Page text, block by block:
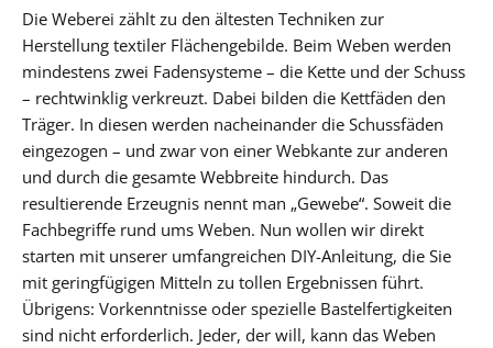
Die Weberei zählt zu den ältesten Techniken zur
Herstellung textiler Flächengebilde. Beim Weben werden
mindestens zwei Fadensysteme – die Kette und der Schuss
– rechtwinklig verkreuzt. Dabei bilden die Kettfäden den
Träger. In diesen werden nacheinander die Schussfäden
eingezogen – und zwar von einer Webkante zur anderen
und durch die gesamte Webbreite hindurch. Das
resultierende Erzeugnis nennt man „Gewebe“. Soweit die
Fachbegriffe rund ums Weben. Nun wollen wir direkt
starten mit unserer umfangreichen DIY-Anleitung, die Sie
mit geringfügigen Mitteln zu tollen Ergebnissen führt.
Übrigens: Vorkenntnisse oder spezielle Bastelfertigkeiten
sind nicht erforderlich. Jeder, der will, kann das Weben